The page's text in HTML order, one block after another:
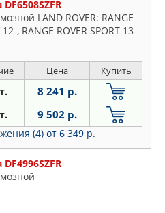
DF6508SZFR
LAND ROVER: RANGE
12-, RANGE ROVER SPORT 13-
Цена Купить
8 241 р.
9 502 р.
(4) от 6 349 р.
DF4996SZFR